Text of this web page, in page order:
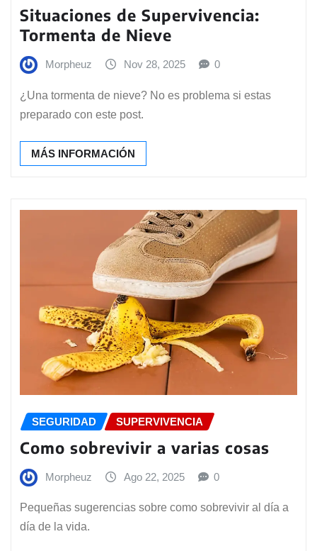
Situaciones de Supervivencia:
Tormenta de Nieve
Morpheuz Nov 28, 2025 0
¿Una tormenta de nieve? No es problema si estas
preparado con este post.
MÁS INFORMACIÓN
SEGURIDAD SUPERVIVENCIA
Como sobrevivir a varias cosas
Morpheuz Ago 22, 2025 0
Pequeñas sugerencias sobre como sobrevivir al día a
día de la vida.